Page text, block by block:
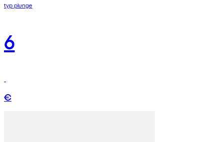
typ plunge
6
€